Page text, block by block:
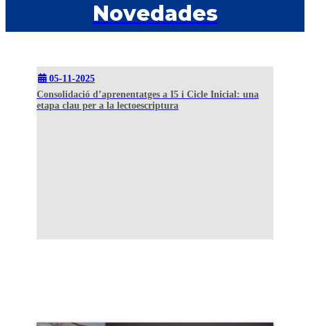
Novedades
Consolidació d’aprenentatges a I5 i Cicle Inicial: una
etapa clau per a la lectoescriptura
05-11-2025